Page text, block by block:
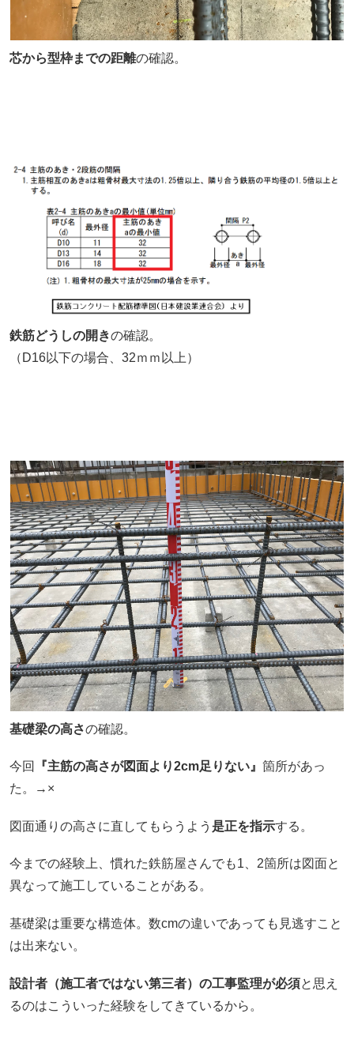
芯から型枠までの距離の確認。
鉄筋どうしの開きの確認。
（D16以下の場合、32ｍｍ以上）
基礎梁の高さの確認。
今回 『主筋の高さが図面より2cm足りない』 箇所があっ
た。→×
図面通りの高さに直してもらうよう 是正を指示する。
今までの経験上、慣れた鉄筋屋さんでも1、2箇所は図面と
異なって施工していることがある。
基礎梁は重要な構造体。数cmの違いであっても見逃すこと
は出来ない。
設計者（施工者ではない第三者）の工事監理が必須と思え
るのはこういった経験をしてきているから。